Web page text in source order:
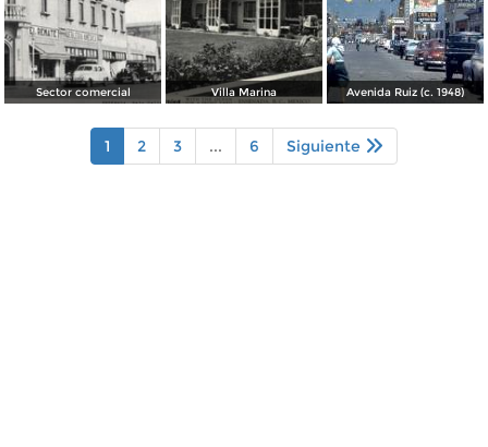
Sector comercial Villa Marina Avenida Ruiz (c. 1948)
1 2 3 ... 6 Siguiente